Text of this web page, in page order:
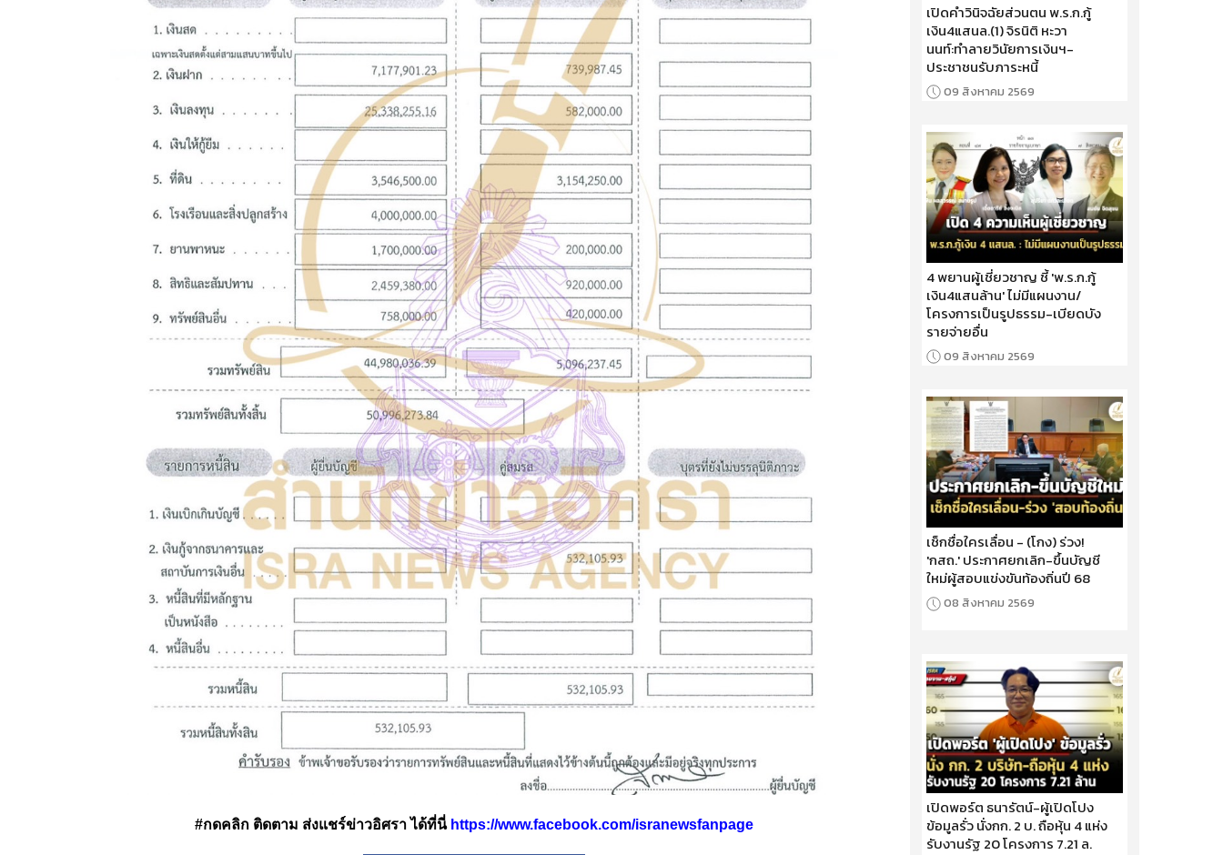
#กดคลิก ติดตาม ส่งแชร์ข่าวอิศรา ได้ที่นี่ https://www.facebook.com/isranewsfanpage
เปิดคำวินิจฉัยส่วนตน พ.ร.ก.กู้
เงิน4แสนล.(1) จิรนิติ หะวา
นนท์:ทำลายวินัยการเงินฯ-
ประชาชนรับภาระหนี้
09 สิงหาคม 2569
4 พยานผู้เชี่ยวชาญ ชี้ 'พ.ร.ก.กู้
เงิน4แสนล้าน' ไม่มีแผนงาน/
โครงการเป็นรูปธรรม-เบียดบัง
รายจ่ายอื่น
09 สิงหาคม 2569
เช็กชื่อใครเลื่อน - (โกง) ร่วง!
'กสถ.' ประกาศยกเลิก-ขึ้นบัญชี
ใหม่ผู้สอบแข่งขันท้องถิ่นปี 68
08 สิงหาคม 2569
เปิดพอร์ต ธนารัตน์-ผู้เปิดโปง
ข้อมูลรั่ว นั่งกก. 2 บ. ถือหุ้น 4 แห่ง
รับงานรัฐ 20 โครงการ 7.21 ล.